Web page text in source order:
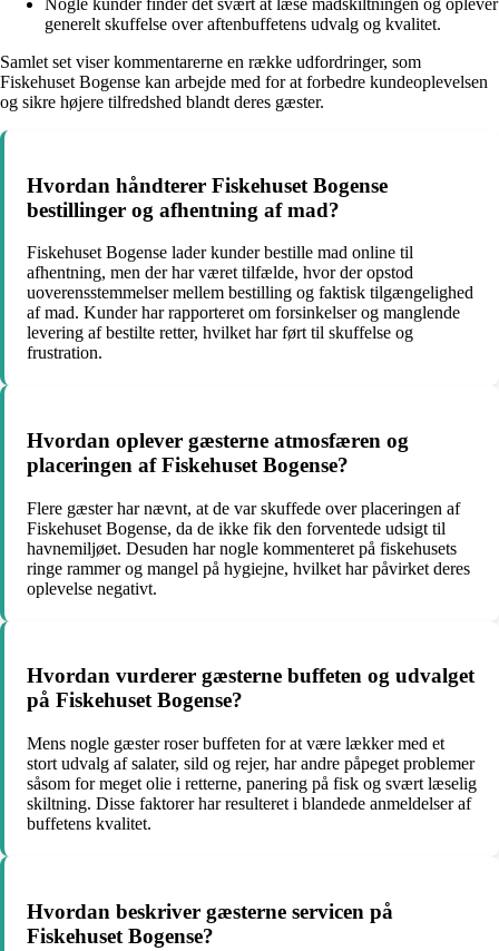
generelt skuffelse over aftenbuffetens udvalg og kvalitet.
Samlet set viser kommentarerne en række udfordringer, som
Fiskehuset Bogense kan arbejde med for at forbedre kundeoplevelsen
og sikre højere tilfredshed blandt deres gæster.
Hvordan håndterer Fiskehuset Bogense
bestillinger og afhentning af mad?
Fiskehuset Bogense lader kunder bestille mad online til
afhentning, men der har været tilfælde, hvor der opstod
uoverensstemmelser mellem bestilling og faktisk tilgængelighed
af mad. Kunder har rapporteret om forsinkelser og manglende
levering af bestilte retter, hvilket har ført til skuffelse og
frustration.
Hvordan oplever gæsterne atmosfæren og
placeringen af Fiskehuset Bogense?
Flere gæster har nævnt, at de var skuffede over placeringen af
Fiskehuset Bogense, da de ikke fik den forventede udsigt til
havnemiljøet. Desuden har nogle kommenteret på fiskehusets
ringe rammer og mangel på hygiejne, hvilket har påvirket deres
oplevelse negativt.
Hvordan vurderer gæsterne buffeten og udvalget
på Fiskehuset Bogense?
Mens nogle gæster roser buffeten for at være lækker med et
stort udvalg af salater, sild og rejer, har andre påpeget problemer
såsom for meget olie i retterne, panering på fisk og svært læselig
skiltning. Disse faktorer har resulteret i blandede anmeldelser af
buffetens kvalitet.
Hvordan beskriver gæsterne servicen på
Fiskehuset Bogense?